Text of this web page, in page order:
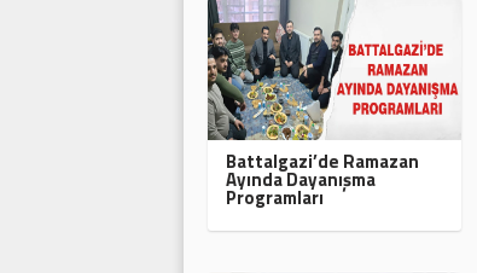
Battalgazi’de Ramazan
Ayında Dayanışma
Programları